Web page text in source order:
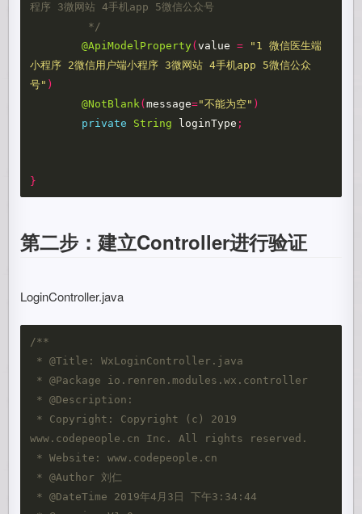
程序 3微网站 4手机app 5微信公众号
	 */
@ApiModelProperty(value =
"1 微信医生端
小程序 2微信用户端小程序 3微网站 4手机app 5微信公众
号" )
@NotBlank(message="不能为空" )
private
String loginType ;
}
第二步：建立Controller进行验证
LoginController.java
/**
www.codepeople.cn Inc. All rights reserved.